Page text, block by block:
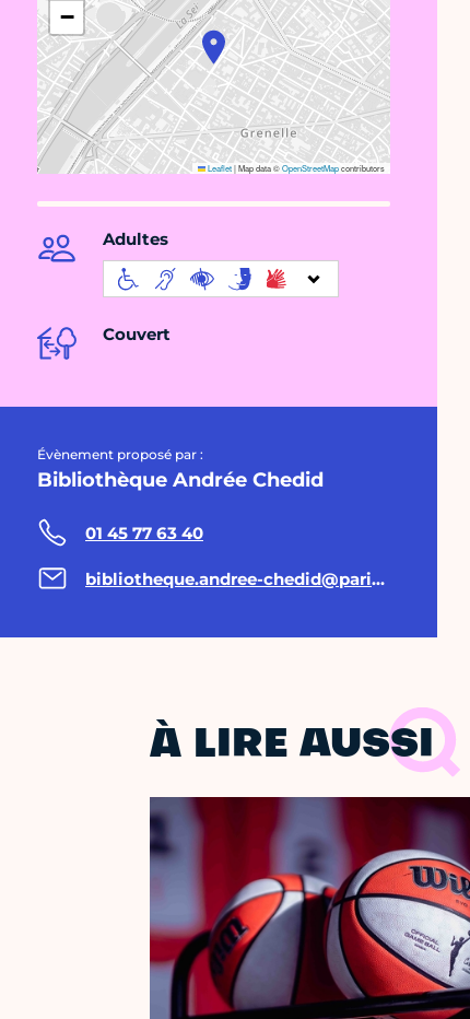
−
Leaflet|Map data ©OpenStreetMapcontributors
Adultes
Couvert
Évènement proposé par :
Bibliothèque Andrée Chedid
01 45 77 63 40
bibliotheque.andree-chedid@paris.fr
À LIRE AUSSI